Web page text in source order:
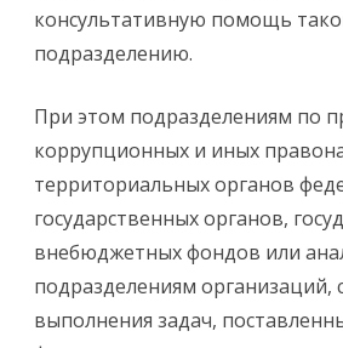
консультативную помощь
подразделению.
При этом подразделениям по
коррупционных и иных
территориальных органов
государственных органов,
внебюджетных фондов или
подразделениям организаций,
выполнения задач,